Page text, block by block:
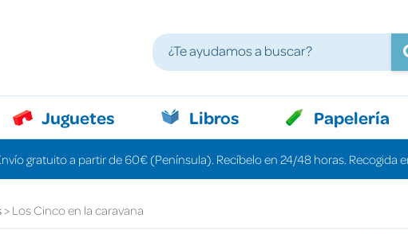
Juguetes Libros Papelería
gratuito a partir de 60€ (Península). Recíbelo en 24/48 horas. Recogida
Los Cinco en la caravana